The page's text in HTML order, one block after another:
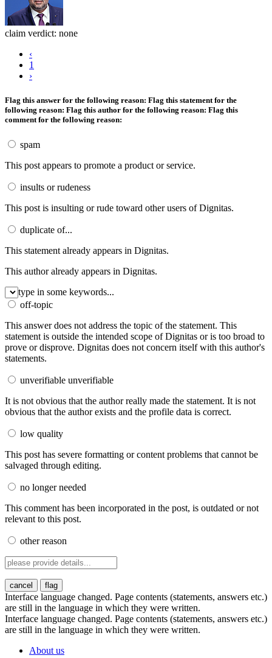
claim verdict: none
‹
1
›
Flag this answer for the following reason: Flag this statement for the
following reason: Flag this author for the following reason: Flag this
comment for the following reason:
spam
This post appears to promote a product or service.
insults or rudeness
This post is insulting or rude toward other users of Dignitas.
duplicate of...
This statement already appears in Dignitas.
This author already appears in Dignitas.
type in some keywords...
off-topic
This answer does not address the topic of the statement. This
statement is outside the intended scope of Dignitas or is too broad to
prove or disprove. Dignitas does not concern itself with this author's
statements.
unverifiable unverifiable
It is not obvious that the author really made the statement. It is not
obvious that the author exists and the profile data is correct.
low quality
This post has severe formatting or content problems that cannot be
salvaged through editing.
no longer needed
This comment has been incorporated in the post, is outdated or not
relevant to this post.
other reason
cancel flag
Interface language changed. Page contents (statements, answers etc.)
are still in the language in which they were written.
Interface language changed. Page contents (statements, answers etc.)
are still in the language in which they were written.
About us